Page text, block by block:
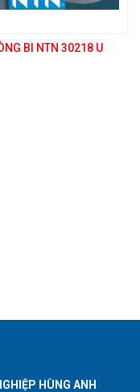
BI NTN 30218 U
HÙNG ANH